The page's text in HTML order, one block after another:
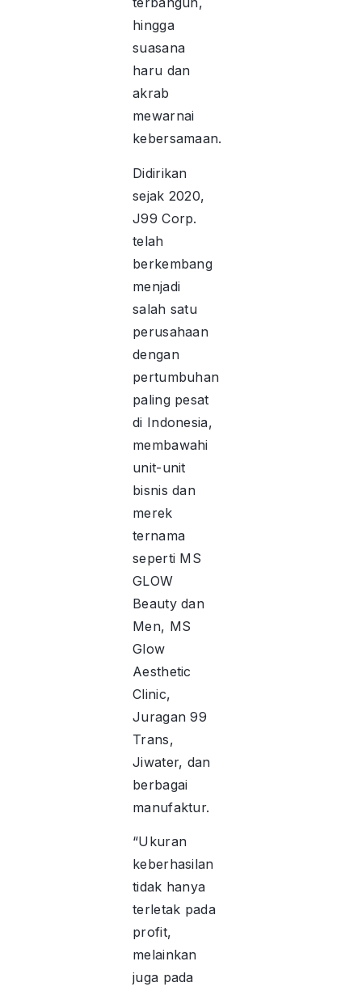
hingga
suasana
haru dan
akrab
mewarnai
kebersamaan.
Didirikan
sejak 2020,
J99 Corp.
telah
berkembang
menjadi
salah satu
perusahaan
dengan
pertumbuhan
paling pesat
di Indonesia,
membawahi
unit-unit
bisnis dan
merek
ternama
seperti MS
GLOW
Beauty dan
Men, MS
Glow
Aesthetic
Clinic,
Juragan 99
Trans,
Jiwater, dan
berbagai
manufaktur.
“Ukuran
keberhasilan
tidak hanya
terletak pada
profit,
melainkan
juga pada